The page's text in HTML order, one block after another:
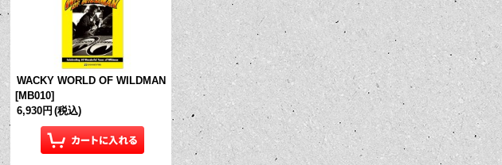
WACKY WORLD OF WILDMAN
[MB010]
6,930円 (税込)